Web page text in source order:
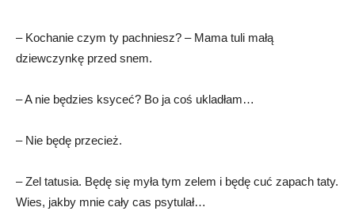
– Kochanie czym ty pachniesz? – Mama tuli małą
dziewczynkę przed snem.
– A nie będzies ksyceć? Bo ja coś ukladłam…
– Nie będę przecież.
– Zel tatusia. Będę się myła tym zelem i będę cuć zapach taty.
Wies, jakby mnie cały cas psytulał…